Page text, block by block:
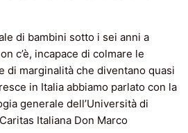
di bambini sotto i sei anni a
c’è, incapace di colmare le
marginalità che diventano quasi
in Italia abbiamo parlato con la
generale dell’Università di
Italiana Don Marco